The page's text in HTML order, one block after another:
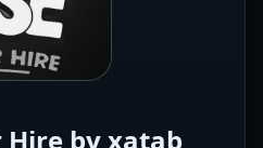
Hire by xatab